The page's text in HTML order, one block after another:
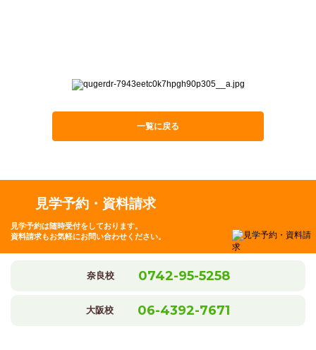
一覧に戻る
見学予約・資料請求
見学予約は随時受付をしております。
資料請求もお気軽にお問い合わせください。
奈良校 0742-95-5258
大阪校 06-4392-7671